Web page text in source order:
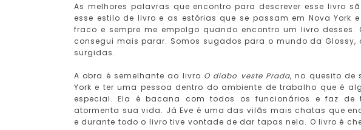
As melhores palavras que encontro para descrever esse livro
esse estilo de livro e as estórias que se passam em Nova
fraco e sempre me empolgo quando encontro um livro
consegui mais parar. Somos sugados para o mundo da
surgidas.
A obra é semelhante ao livro O diabo veste Prada, no quesito de
York e ter uma pessoa dentro do ambiente de trabalho que é
especial. Ela é bacana com todos os funcionários e faz de
atormenta sua vida. Já Eve é uma das vilãs mais chatas que
e durante todo o livro tive vontade de dar tapas nela. O livro é